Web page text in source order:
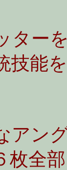
ター
技能
アン
枚全